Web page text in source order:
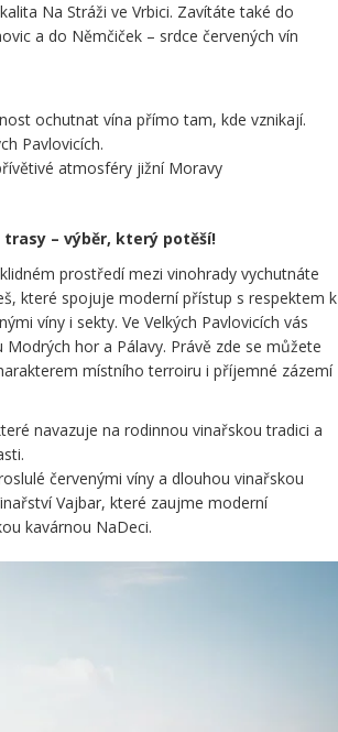
Na Stráži ve Vrbici. Zavítáte také do
a do Němčiček – srdce červených vín
ochutnat vína přímo tam, kde vznikají.
Pavlovicích.
atmosféry jižní Moravy
– výběr, který potěší!
prostředí mezi vinohrady vychutnáte
které spojuje moderní přístup s respektem k
víny i sekty. Ve Velkých Pavlovicích vás
hor a Pálavy. Právě zde se můžete
místního terroiru i příjemné zázemí
navazuje na rodinnou vinařskou tradici a
červenými víny a dlouhou vinařskou
Vajbar, které zaujme moderní
kavárnou NaDeci.